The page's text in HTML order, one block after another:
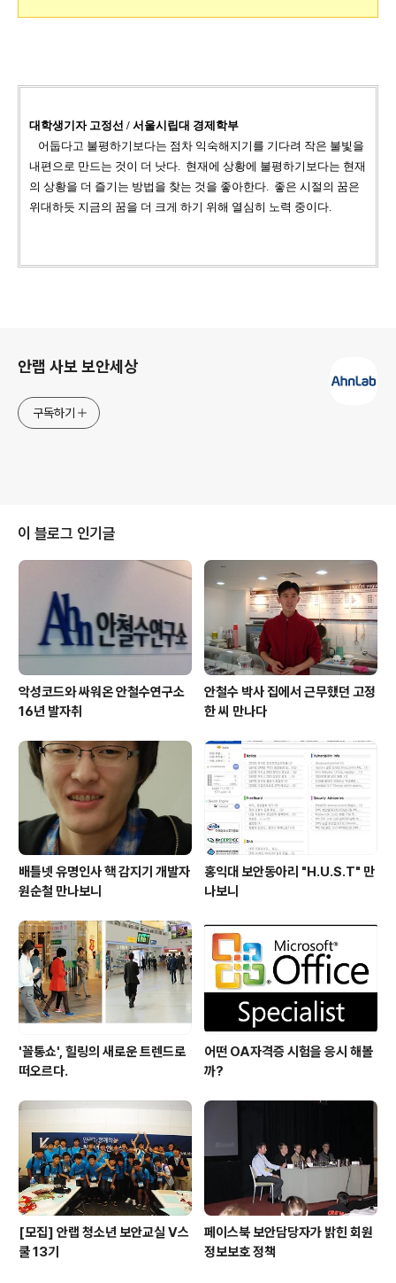
대학생기자 고정선 / 서울시립대 경제학부
어둡다고 불평하기보다는 점차 익숙해지기를 기다려 작은 불빛을
내편으로 만드는 것이 더 낫다. 현재에 상황에 불평하기보다는 현재
의 상황을 더 즐기는 방법을 찾는 것을 좋아한다. 좋은 시절의 꿈은
위대하듯 지금의 꿈을 더 크게 하기 위해 열심히 노력 중이다.
안랩 사보 보안세상
구독하기
이 블로그 인기글
악성코드와 싸워온 안철수연구소
16년 발자취
안철수 박사 집에서 근무했던 고정
한 씨 만나다
배틀넷 유명인사 핵 감지기 개발자
원순철 만나보니
홍익대 보안동아리 "H.U.S.T" 만
나보니
'꼴통쇼', 힐링의 새로운 트렌드로
떠오르다.
어떤 OA자격증 시험을 응시 해볼
까?
[모집] 안랩 청소년 보안교실 V스
쿨 13기
페이스북 보안담당자가 밝힌 회원
정보보호 정책